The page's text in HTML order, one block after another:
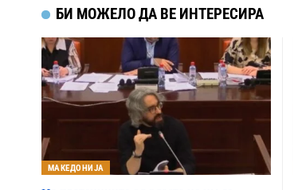
БИ МОЖЕЛО ДА ВЕ ИНТЕРЕСИРА
МАКЕДОНИЈА